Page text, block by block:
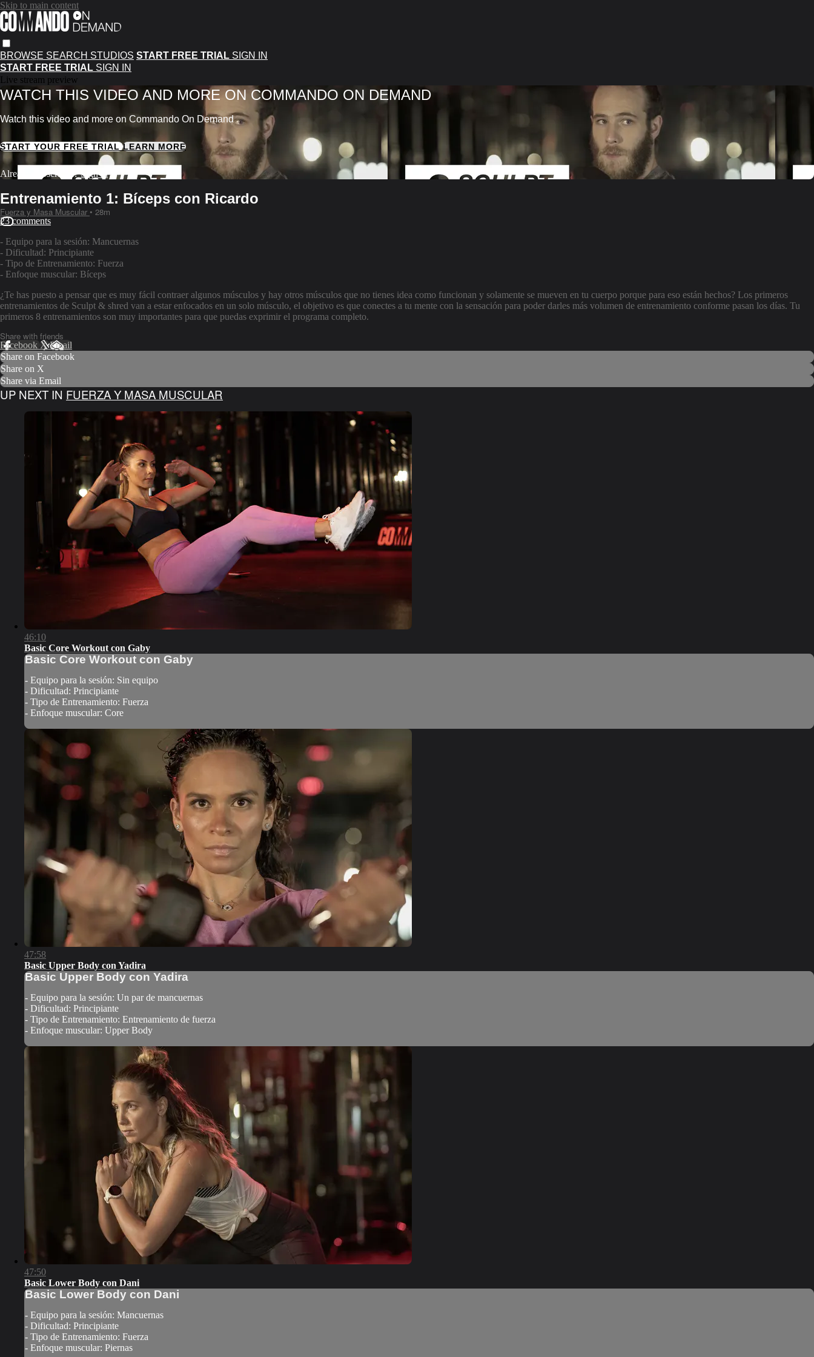
Skip to main content
BROWSE SEARCH STUDIOS START FREE TRIAL SIGN IN
START FREE TRIAL SIGN IN
Live stream preview
WATCH THIS VIDEO AND MORE ON COMMANDO ON DEMAND
Watch this video and more on Commando On Demand
START YOUR FREE TRIALLEARN MORE
Already subscribed?Sign in
Entrenamiento 1: Bíceps con Ricardo
Fuerza y Masa Muscular • 28m
23 comments
- Equipo para la sesión: Mancuernas
- Dificultad: Principiante
- Tipo de Entrenamiento: Fuerza
- Enfoque muscular: Bíceps
¿Te has puesto a pensar que es muy fácil contraer algunos músculos y hay otros músculos que no tienes idea como funcionan y solamente se mueven en tu cuerpo porque para eso están hechos? Los primeros
entrenamientos de Sculpt & shred van a estar enfocados en un solo músculo, el objetivo es que conectes a tu mente con la sensación para poder darles más volumen de entrenamiento conforme pasan los días. Tu
primeros 8 entrenamientos son muy importantes para que puedas exprimir el programa completo.
Share with friends
Facebook XEmail
Share on Facebook
Share on X
Share via Email
UP NEXT IN FUERZA Y MASA MUSCULAR
46:10
Basic Core Workout con Gaby
Basic Core Workout con Gaby
- Equipo para la sesión: Sin equipo
- Dificultad: Principiante
- Tipo de Entrenamiento: Fuerza
- Enfoque muscular: Core
47:58
Basic Upper Body con Yadira
Basic Upper Body con Yadira
- Equipo para la sesión: Un par de mancuernas
- Dificultad: Principiante
- Tipo de Entrenamiento: Entrenamiento de fuerza
- Enfoque muscular: Upper Body
47:50
Basic Lower Body con Dani
Basic Lower Body con Dani
- Equipo para la sesión: Mancuernas
- Dificultad: Principiante
- Tipo de Entrenamiento: Fuerza
- Enfoque muscular: Piernas